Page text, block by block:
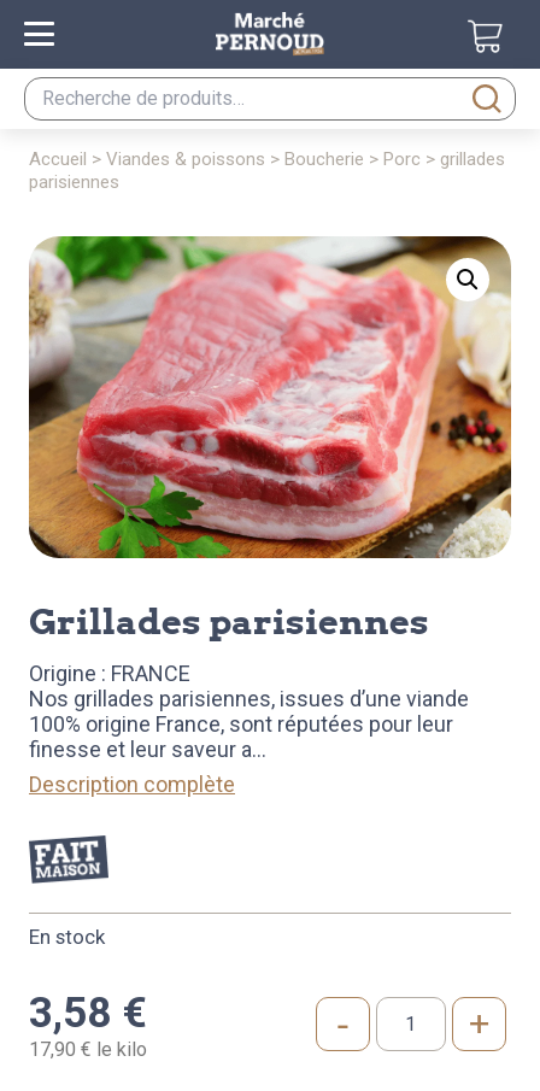
Recherche
pour :
accueil > viandes & poissons > boucherie > porc > grillades
parisiennes
grillades parisiennes
Origine : FRANCE
Nos grillades parisiennes, issues d’une viande
100% origine France, sont réputées pour leur
finesse et leur saveur a...
Description complète
En stock
3,58 €
17,90 € le kilo
quantité
- +